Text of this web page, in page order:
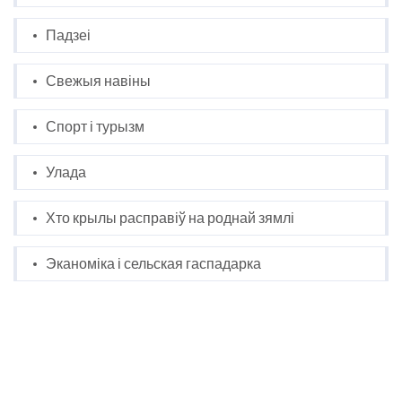
Падзеі
Свежыя навіны
Спорт і турызм
Улада
Хто крылы расправіў на роднай зямлі
Эканоміка і сельская гаспадарка